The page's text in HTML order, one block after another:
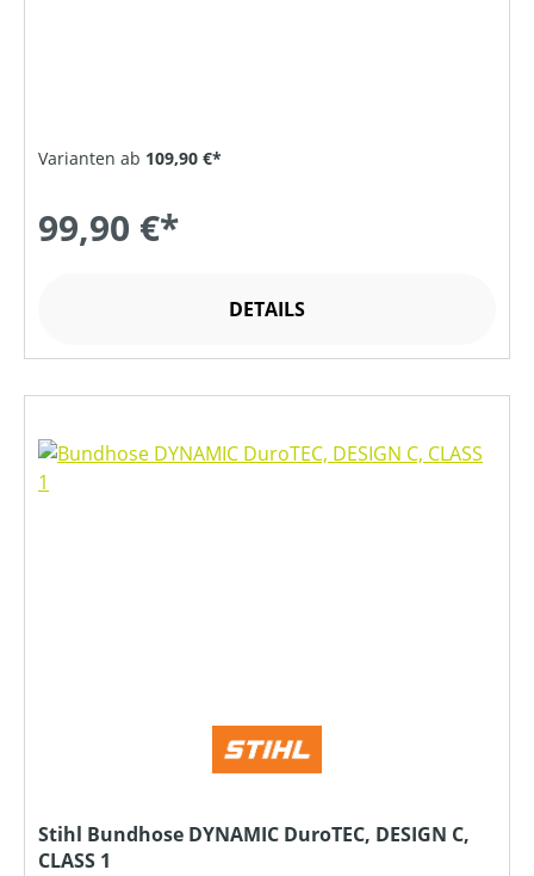
Varianten ab 109,90 €*
99,90 €*
DETAILS
Stihl Bundhose DYNAMIC DuroTEC, DESIGN C,
CLASS 1